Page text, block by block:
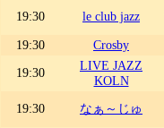
19:30
le club jazz
19:30
Crosby
19:30
LIVE JAZZ
KOLN
19:30 なぁ～じゅ